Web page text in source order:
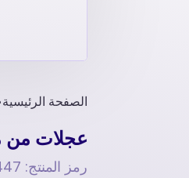
الصفحة الرئيسية
عجلات من مادة
رمز المنتج: 447